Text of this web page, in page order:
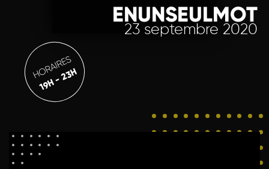
ENUNSEULMOT
23 septembre 2020
HORAIRES
19H - 23H